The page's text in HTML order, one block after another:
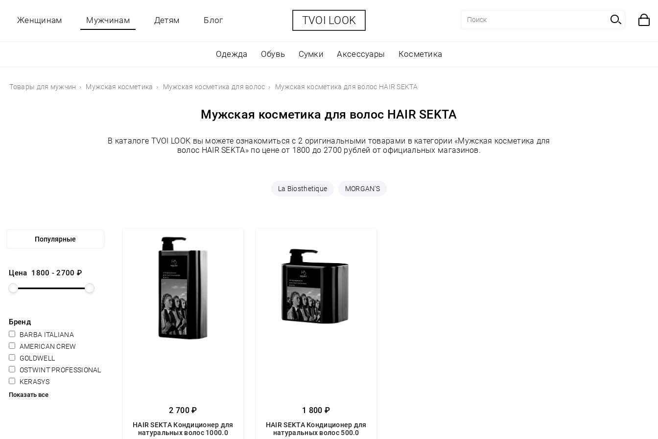
Женщинам Мужчинам
Одежда Обувь Сумки Аксессуары Косметика
Детям Блог TVOI LOOK
Товары для мужчин Мужская косметика Мужская косметика для волос Мужская косметика для волос HAIR SEKTA
Мужская косметика для волос HAIR SEKTA
В каталоге TVOI LOOK вы можете ознакомиться с 2 оригинальными товарами в категории «Мужская косметика для
волос HAIR SEKTA» по цене от 1800 до 2700 рублей от официальных магазинов.
La Biosthetique MORGAN'S
Цена 1800 -2700 ₽
Бренд
BARBA ITALIANA
AMERICAN CREW
GOLDWELL
OSTWINT PROFESSIONAL
KERASYS
Показать все
2 700 ₽
HAIR SEKTA Кондиционер для
натуральных волос 1000.0
1 800 ₽
HAIR SEKTA Кондиционер для
натуральных волос 500.0